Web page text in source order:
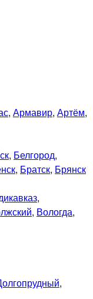
, Армавир, Артём,
, Белгород,
, Братск, Брянск
,
, Вологда,
,